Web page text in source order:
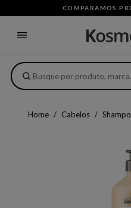
COMPARAMOS
Home Cabelos